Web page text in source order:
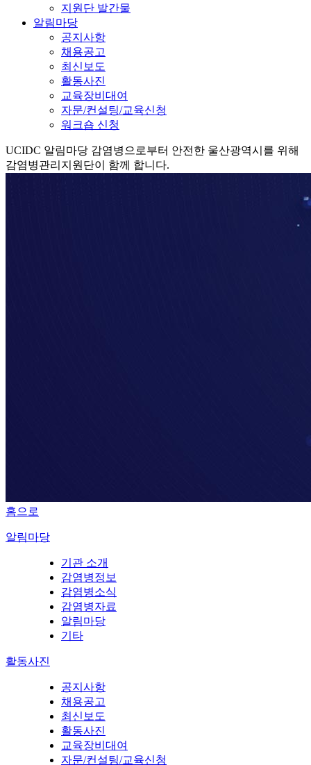
지원단 발간물
알림마당
공지사항
채용공고
최신보도
활동사진
교육장비대여
자문/컨설팅/교육신청
워크숍 신청
UCIDC 알림마당 감염병으로부터 안전한 울산광역시를 위해
감염병관리지원단이 함께 합니다.
홈으로
알림마당
기관 소개
감염병정보
감염병소식
감염병자료
알림마당
기타
활동사진
공지사항
채용공고
최신보도
활동사진
교육장비대여
자문/컨설팅/교육신청